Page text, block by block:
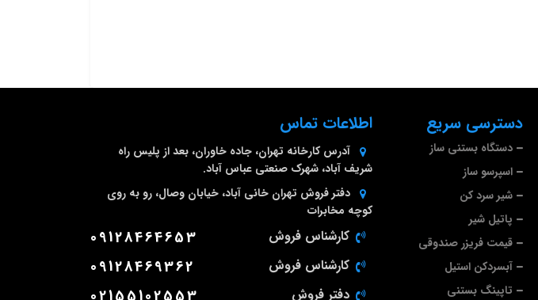
دسترسی سریع
دستگاه بستنی ساز
اسپرسو ساز
شیر سرد کن
پاتیل شیر
قیمت فریزر صندوقی
آبسردکن استیل
تاپینگ بستنی
اطلاعات تماس
آدرس کارخانه تهران، جاده خاوران، بعد از پلیس راه
شریف آباد، شهرک صنعتی عباس آباد.
دفتر فروش تهران خانی آباد، خیابان وصال، رو به روی
کوچه مخابرات
کارشناس فروش 09128464653
کارشناس فروش 09128469362
دفتر فروش